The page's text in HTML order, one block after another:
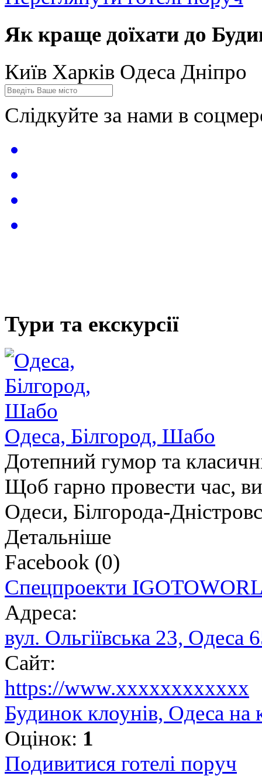
Як краще доїхати до
Київ Харків Одеса Дніпро
Слідкуйте за нами в
Тури та екскурсії
Одеса, Білгород, Шабо
Дотепний гумор та
Щоб гарно провести час,
Одеси, Білгорода-
Детальніше
Facebook (0)
Спецпроекти
Адреса:
вул. Ольгіївська 23, Одеса
Сайт:
https://www.xxxxxxxxxxxx
Будинок клоунів, Одеса на
Оцінок: 1
Подивитися готелі поруч